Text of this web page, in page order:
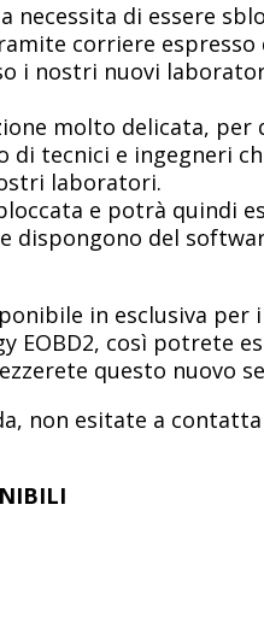
necessita di essere
corriere espresso
i nostri nuovi
molto delicata,
di tecnici e ingegneri
laboratori.
e potrà quindi
dispongono del
in esclusiva
EOBD2, così potrete
questo nuovo
non esitate a